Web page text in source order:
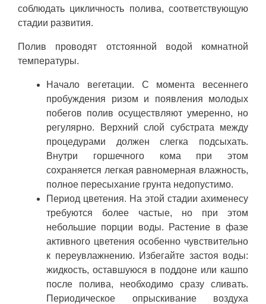
соблюдать цикличность полива, соответствующую
стадии развития.
Полив проводят отстоянной водой комнатной
температуры.
Начало вегетации. С момента весеннего
пробуждения ризом и появления молодых
побегов полив осуществляют умеренно, но
регулярно. Верхний слой субстрата между
процедурами должен слегка подсыхать.
Внутри горшечного кома при этом
сохраняется легкая равномерная влажность,
полное пересыхание грунта недопустимо.
Период цветения. На этой стадии ахименесу
требуются более частые, но при этом
небольшие порции воды. Растение в фазе
активного цветения особенно чувствительно
к переувлажнению. Избегайте застоя воды:
жидкость, оставшуюся в поддоне или кашпо
после полива, необходимо сразу сливать.
Периодическое опрыскивание воздуха